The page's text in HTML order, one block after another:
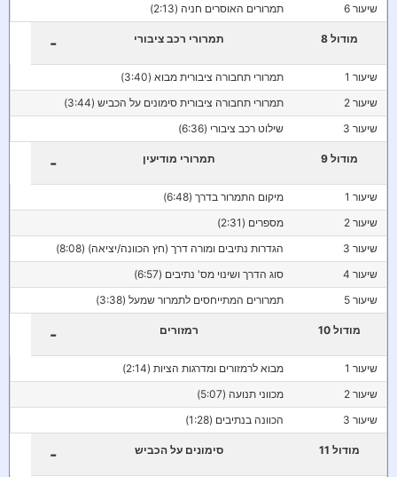
שיעור 6
תמרורים האוסרים חניה (2:13)
מודול 8 תמרורי רכב ציבורי -
שיעור 1
תמרורי תחבורה ציבורית מבוא (3:40)
שיעור 2
תמרורי תחבורה ציבורית סימונים על הכביש (3:44)
שיעור 3
שילוט רכב ציבורי (6:36)
מודול 9 תמרורי מודיעין -
שיעור 1
מיקום התמרור בדרך (6:48)
שיעור 2
מספרים (2:31)
שיעור 3
הגדרות נתיבים ומורה דרך (חץ הכוונה/יציאה) (8:08)
שיעור 4
סוג הדרך ושינוי מס' נתיבים (6:57)
שיעור 5
תמרורים המתייחסים לתמרור שמעל (3:38)
מודול 10 רמזורים -
שיעור 1
מבוא לרמזורים ומדרגות הציות (2:14)
שיעור 2
מכווני תנועה (5:07)
שיעור 3
הכוונה בנתיבים (1:28)
מודול 11 סימונים על הכביש -